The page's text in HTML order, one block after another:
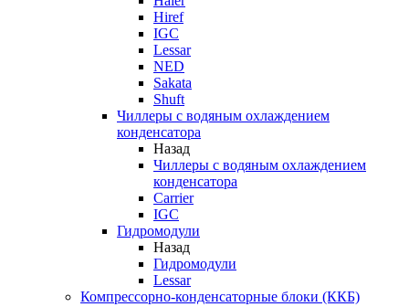
Hiref
IGC
Lessar
NED
Sakata
Shuft
Чиллеры с водяным охлаждением
конденсатора
Назад
Чиллеры с водяным охлаждением
конденсатора
Carrier
IGC
Гидромодули
Назад
Гидромодули
Lessar
Компрессорно-конденсаторные блоки (ККБ)